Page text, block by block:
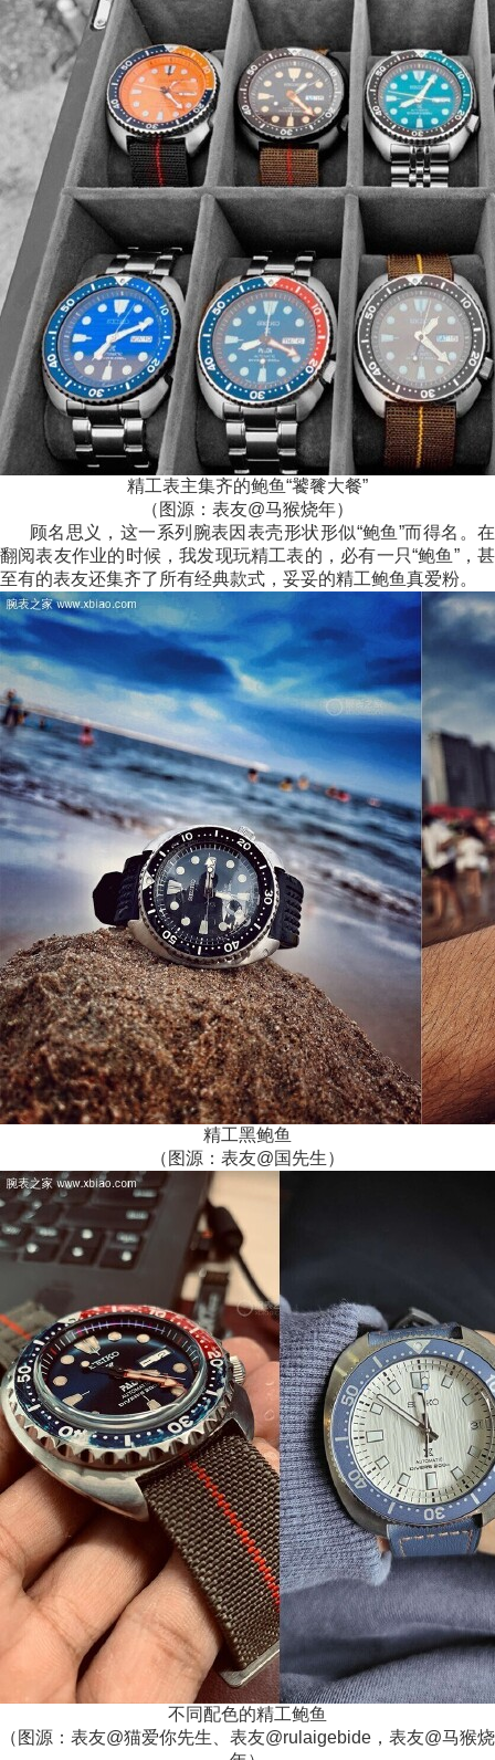
精工表主集齐的鲍鱼“饕餮大餐”
（图源：表友@马猴烧年）
顾名思义，这一系列腕表因表壳形状形似“鲍鱼”而得名。在
翻阅表友作业的时候，我发现玩精工表的，必有一只“鲍鱼”，甚
至有的表友还集齐了所有经典款式，妥妥的精工鲍鱼真爱粉。
精工黑鲍鱼
（图源：表友@国先生）
不同配色的精工鲍鱼
（图源：表友@猫爱你先生、表友@rulaigebide，表友@马猴烧